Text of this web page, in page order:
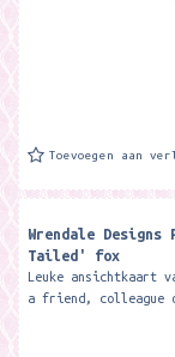
Toevoegen aan
Wrendale
Tailed' fox
Leuke ansichtkaart
a friend, colleague